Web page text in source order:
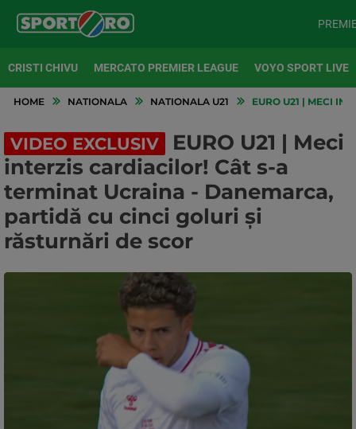
CRISTI CHIVU MERCATO PREMIER LEAGUE VOYO SPORT LIVE
HOME NATIONALA NATIONALA U21 EURO U21 | MECI
VIDEO EXCLUSIV
EURO U21 | Meci
interzis cardiacilor! Cât s-a
terminat Ucraina - Danemarca,
partidă cu cinci goluri și
răsturnări de scor